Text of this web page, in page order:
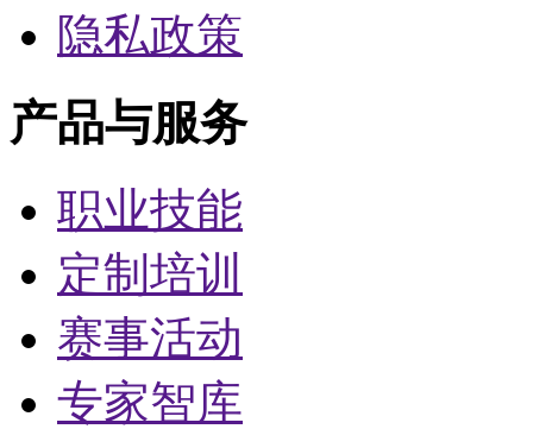
隐私政策
产品与服务
职业技能
定制培训
赛事活动
专家智库